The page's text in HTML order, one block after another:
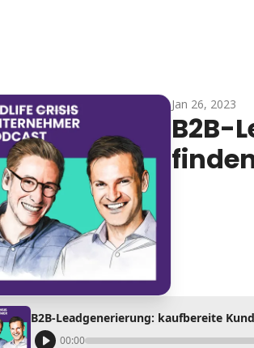
Jan 26, 2023
B2B-
B2B-Leadgenerierung: kaufbereite
00:00